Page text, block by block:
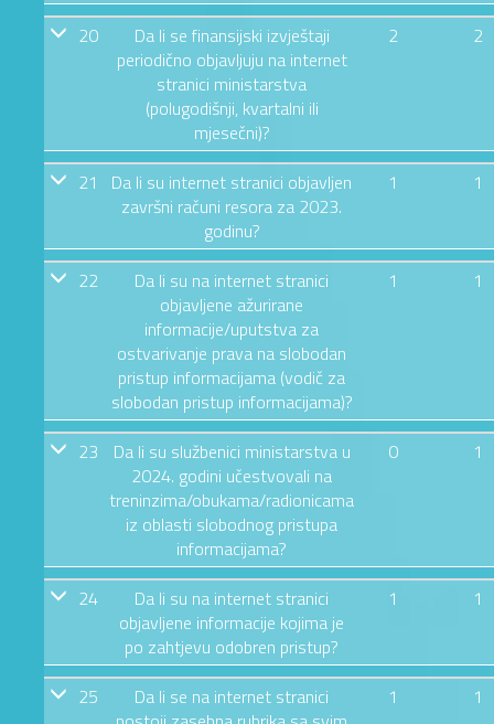
20
Da li se finansijski izvještaji
periodično objavljuju na internet
stranici ministarstva
(polugodišnji, kvartalni ili
mjesečni)?
2 2
21
Da li su internet stranici objavljen
završni računi resora za 2023.
godinu?
1 1
22
Da li su na internet stranici
objavljene ažurirane
informacije/uputstva za
ostvarivanje prava na slobodan
pristup informacijama (vodič za
slobodan pristup informacijama)?
1 1
23
Da li su službenici ministarstva u
2024. godini učestvovali na
treninzima/obukama/radionicama
iz oblasti slobodnog pristupa
informacijama?
0 1
24
Da li su na internet stranici
objavljene informacije kojima je
po zahtjevu odobren pristup?
1 1
25
Da li se na internet stranici
1 1